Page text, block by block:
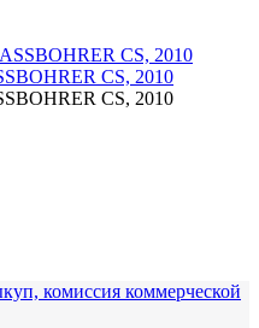
CS, 2010
CS, 2010
комиссия коммерческой